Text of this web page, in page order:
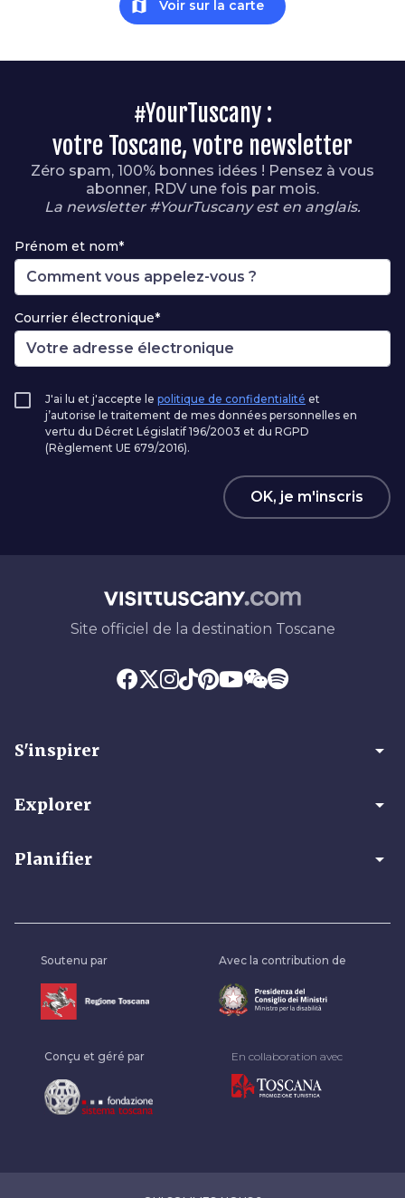
map Voir sur la carte
#YourTuscany :
votre Toscane, votre newsletter
Zéro spam, 100% bonnes idées ! Pensez à vous
abonner, RDV une fois par mois.
La newsletter #YourTuscany est en anglais.
Prénom et nom*
Courrier électronique*
J'ai lu et j'accepte le politique de confidentialité et
j’autorise le traitement de mes données personnelles en
vertu du Décret Législatif 196/2003 et du RGPD
(Règlement UE 679/2016).
OK, je m'inscris
Site officiel de la destination Toscane
S'inspirer arrow_drop_down
Explorer arrow_drop_down
Planifier arrow_drop_down
Soutenu par Avec la contribution de
Conçu et géré par En collaboration avec